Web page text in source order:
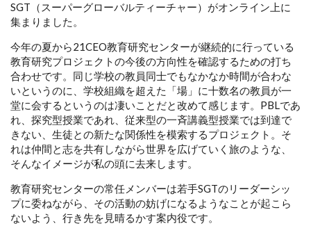
SGT（スーパーグローバルティーチャー）がオンライン上に
集まりました。
今年の夏から21CEO教育研究センターが継続的に行っている
教育研究プロジェクトの今後の方向性を確認するための打ち
合わせです。同じ学校の教員同士でもなかなか時間が合わな
いというのに、学校組織を超えた「場」に十数名の教員が一
堂に会するというのは凄いことだと改めて感じます。PBLであ
れ、探究型授業であれ、従来型の一斉講義型授業では到達で
きない、生徒との新たな関係性を模索するプロジェクト。そ
れは仲間と志を共有しながら世界を広げていく旅のような、
そんなイメージが私の頭に去来します。
教育研究センターの常任メンバーは若手SGTのリーダーシッ
プに委ねながら、その活動の妨げになるようなことが起こら
ないよう、行き先を見晴るかす案内役です。